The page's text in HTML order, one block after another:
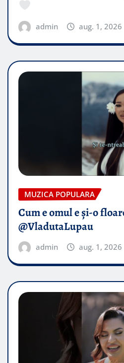
admin aug. 1, 2026
MUZICA POPULARA
Cum e omul e și-o
@VladutaLupau
admin aug. 1, 2026